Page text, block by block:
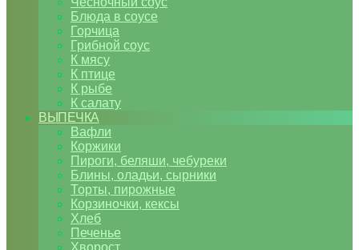
Блюда в соусе
Горчица
Грибной соус
К мясу
К птице
К рыбе
К салату
ВЫПЕЧКА
Вафли
Коржики
Пироги, беляши, чебуреки
Блины, оладьи, сырники
Торты, пирожные
Корзиночки, кексы
Хлеб
Печенье
Хворост